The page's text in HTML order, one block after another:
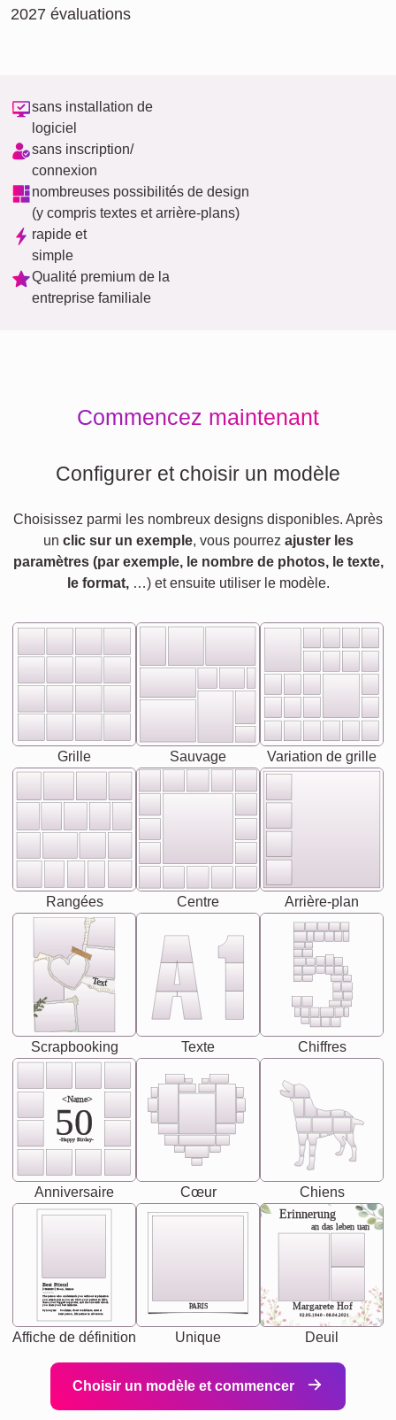
2027 évaluations
sans installation de
logiciel
sans inscription/
connexion
nombreuses possibilités de design
(y compris textes et arrière-plans)
rapide et
simple
Qualité premium de la
entreprise familiale
Commencez maintenant
Configurer et choisir un modèle
Choisissez parmi les nombreux designs disponibles. Après
un clic sur un exemple, vous pourrez ajuster les
paramètres (par exemple, le nombre de photos, le texte,
le format,…) et ensuite utiliser le modèle.
Grille Sauvage Variation de grille
Rangées Centre Arrière-plan
Text
Scrapbooking Texte Chiffres
<Name>
50
-Happy Birday-
Anniversaire Cœur Chiens
Best Friend
[<NAME>] Noun, feminie
Synonyms: Soulmate, closet confidante, sister at
heart person, life partner in adventure.
The person who understands you without explanation
you accepts just as you are. She's your partner in life's,
chaos your biggest supporter, and the one with whom
you share your best memories.
Affiche de définition
PARIS
Unique
Erinnerung
an das leben uan
Margarete Hof
02.05.1940 - 08.04.2021
Deuil
Choisir un modèle et commencer